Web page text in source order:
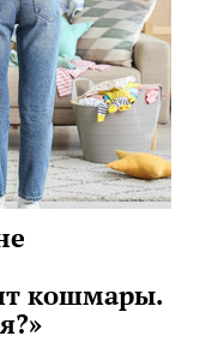
кошмары.